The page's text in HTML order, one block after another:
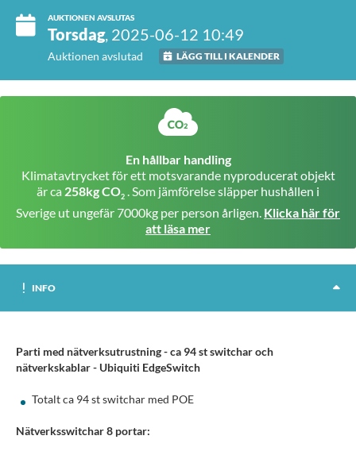
AUKTIONEN AVSLUTAS
Torsdag, 2025-06-12 10:49
Auktionen avslutad LÄGG TILL I KALENDER
En hållbar handling
Klimatavtrycket för ett motsvarande nyproducerat objekt
är ca 258kg CO2 . Som jämförelse släpper hushållen i
Sverige ut ungefär 7000kg per person årligen. Klicka här för
att läsa mer
INFO
Parti med nätverksutrustning - ca 94 st switchar och
nätverkskablar - Ubiquiti EdgeSwitch
Totalt ca 94 st switchar med POE
Nätverksswitchar 8 portar: